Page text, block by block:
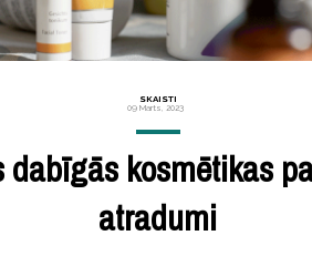
SKAISTI
09 Marts, 2023
dabīgās kosmētikas
atradumi